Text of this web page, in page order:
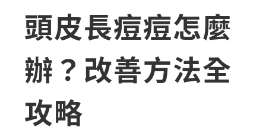
頭皮長痘痘怎麼
辦？改善方法全
攻略